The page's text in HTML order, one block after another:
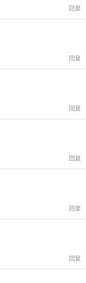
回复
回复
回复
回复
回复
回复